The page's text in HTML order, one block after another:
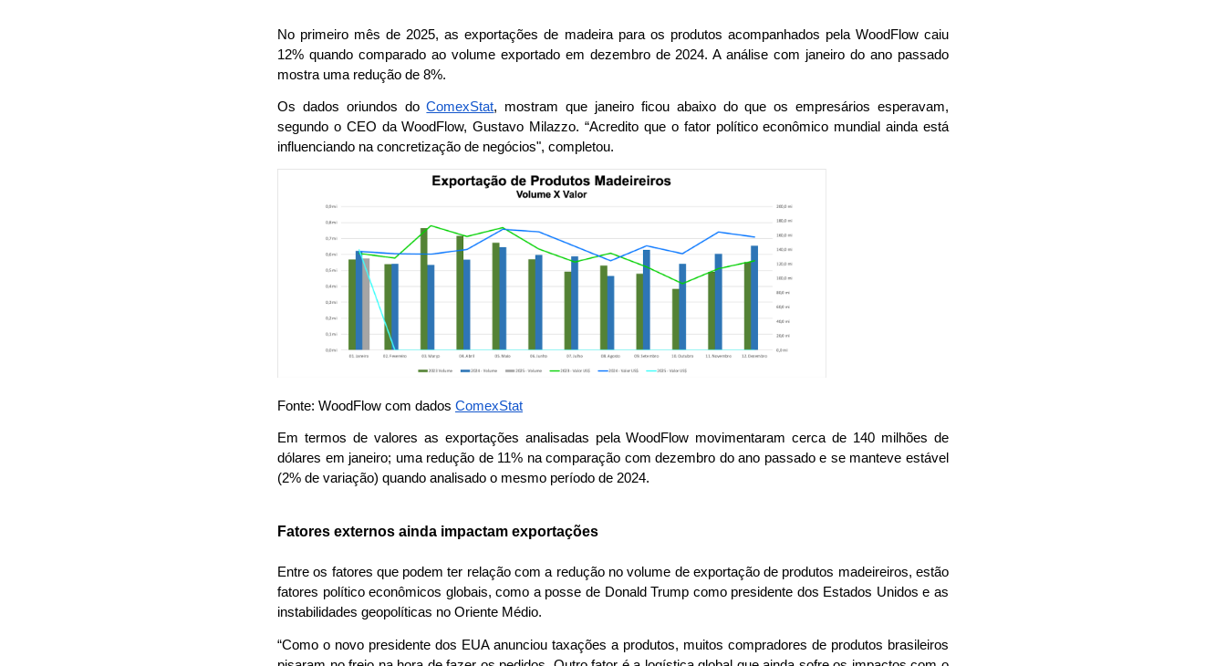
No primeiro mês de 2025, as exportações de madeira para os produtos acompanhados pela WoodFlow caiu
12% quando comparado ao volume exportado em dezembro de 2024. A análise com janeiro do ano passado
mostra uma redução de 8%.
Os dados oriundos do ComexStat, mostram que janeiro ficou abaixo do que os empresários esperavam,
segundo o CEO da WoodFlow, Gustavo Milazzo. “Acredito que o fator político econômico mundial ainda está
influenciando na concretização de negócios", completou.
Fonte: WoodFlow com dados ComexStat
Em termos de valores as exportações analisadas pela WoodFlow movimentaram cerca de 140 milhões de
dólares em janeiro; uma redução de 11% na comparação com dezembro do ano passado e se manteve estável
(2% de variação) quando analisado o mesmo período de 2024.
Fatores externos ainda impactam exportações
Entre os fatores que podem ter relação com a redução no volume de exportação de produtos madeireiros, estão
fatores político econômicos globais, como a posse de Donald Trump como presidente dos Estados Unidos e as
instabilidades geopolíticas no Oriente Médio.
“Como o novo presidente dos EUA anunciou taxações a produtos, muitos compradores de produtos brasileiros